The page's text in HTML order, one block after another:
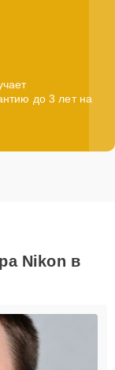
до 3 лет на
Nikon в